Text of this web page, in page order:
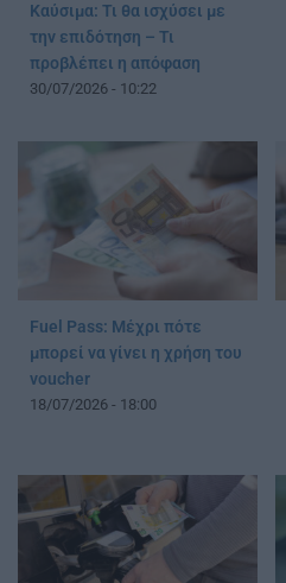
Καύσιμα: Τι θα ισχύσει με
την επιδότηση – Τι
προβλέπει η απόφαση
30/07/2026 - 10:22
Fuel Pass: Μέχρι πότε
μπορεί να γίνει η χρήση του
voucher
18/07/2026 - 18:00